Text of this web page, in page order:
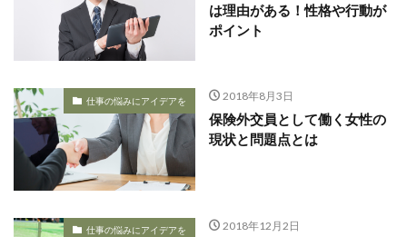
は理由がある！性格や行動が
ポイント
仕事の悩みにアイデアを 2018年8月3日
保険外交員として働く女性の
現状と問題点とは
仕事の悩みにアイデアを 2018年12月2日